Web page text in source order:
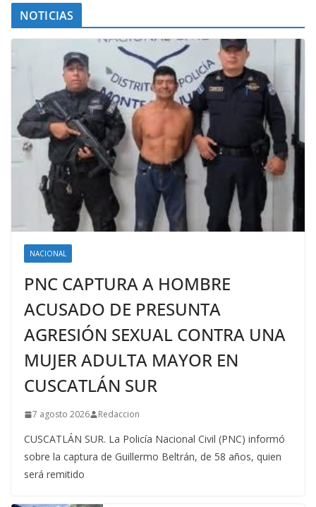
NOTICIAS
NACIONAL
PNC CAPTURA A HOMBRE
ACUSADO DE PRESUNTA
AGRESIÓN SEXUAL CONTRA UNA
MUJER ADULTA MAYOR EN
CUSCATLÁN SUR
7 agosto 2026 Redaccion
CUSCATLÁN SUR. La Policía Nacional Civil (PNC) informó
sobre la captura de Guillermo Beltrán, de 58 años, quien
será remitido